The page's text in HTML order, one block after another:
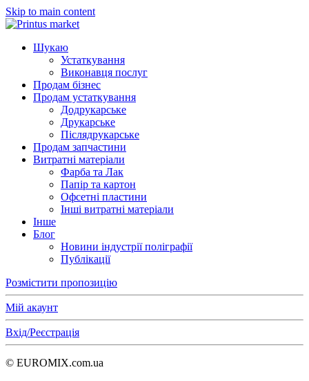
Skip to main content
Шукаю
Устаткування
Виконавця послуг
Продам бізнес
Продам устаткування
Додрукарське
Друкарське
Післядрукарське
Продам запчастини
Витратні матеріали
Фарба та Лак
Папір та картон
Офсетні пластини
Інші витратні матеріали
Інше
Блог
Новини індустрії поліграфії
Публікації
Розмістити пропозицію
Мій акаунт
Вхід/Реєстрація
© EUROMIX.com.ua